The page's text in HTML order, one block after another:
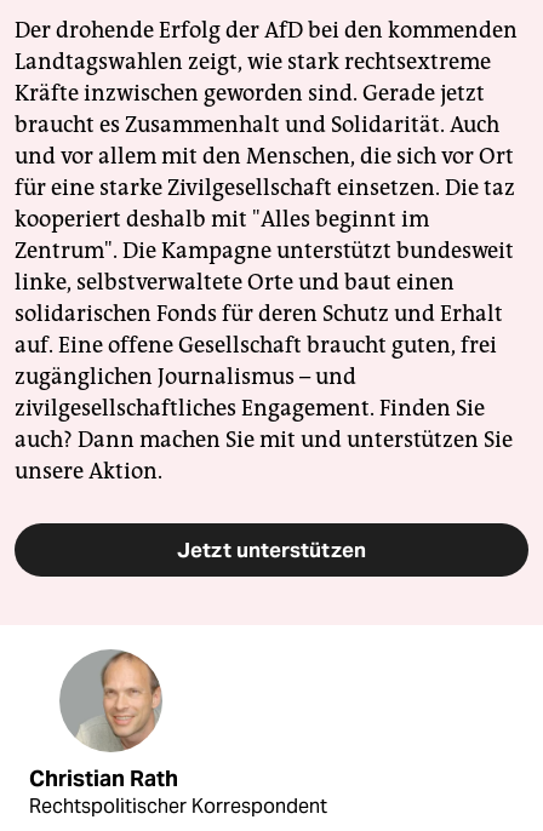
Der drohende Erfolg der AfD bei den kommenden
Landtagswahlen zeigt, wie stark rechtsextreme
Kräfte inzwischen geworden sind. Gerade jetzt
braucht es Zusammenhalt und Solidarität. Auch
und vor allem mit den Menschen, die sich vor Ort
für eine starke Zivilgesellschaft einsetzen. Die taz
kooperiert deshalb mit "Alles beginnt im
Zentrum". Die Kampagne unterstützt bundesweit
linke, selbstverwaltete Orte und baut einen
solidarischen Fonds für deren Schutz und Erhalt
auf. Eine offene Gesellschaft braucht guten, frei
zugänglichen Journalismus – und
zivilgesellschaftliches Engagement. Finden Sie
auch? Dann machen Sie mit und unterstützen Sie
unsere Aktion.
Jetzt unterstützen
Christian Rath
Rechtspolitischer Korrespondent